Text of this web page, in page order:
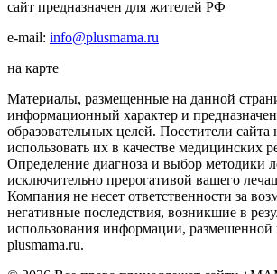
сайт предназначен для жителей РФ
e-mail: info@plusmama.ru
на карте
Материалы, размещенные на данной
информационный характер и
образовательных целей. Посетители
использовать их в качестве медицинских
Определение диагноза и выбор методики
исключительно прерогативой вашего
Компания не несет ответственности за
негативные последствия, возникшие в
использования информации, размешенной
plusmama.ru.